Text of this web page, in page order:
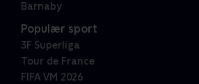
Barnaby
Populær sport
3F Superliga
Tour de France
FIFA VM 2026